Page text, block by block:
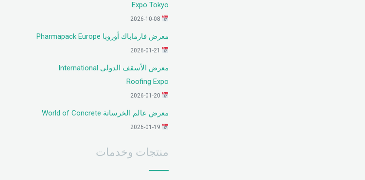
Expo Tokyo
معرض فارماباك أوروبا Pharmapack Europe
معرض الأسقف الدولي International
Roofing Expo
معرض عالم الخرسانة World of Concrete
منتجات وخدمات